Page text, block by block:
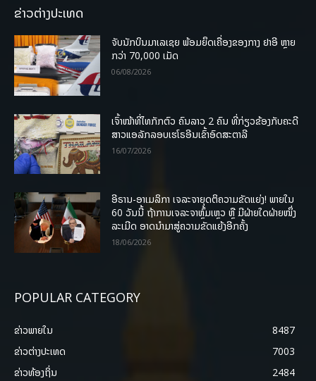
ຂ່າວຕ່າງປະເທດ
ຈັບນັກບິນມາເລເຊຍ ພ້ອມຍຶດເຄື່ອງຂອງກາງ ຢາອີ ຫຼາຍ
ກວ່າ 70,000 ເມັດ
06/08/2026
ເຈົ້າໜ້າທີ່ໄທກັກຕົວ ຄົນລາວ 2 ຄົນ ທີ່ກ່ຽວຂ້ອງກັບຄະດີ
ສາວແອລັກລອບເຮໂຣອີນເຂົ້າອົດສະຕາລີ
16/07/2026
ອີຣານ-ອາເມລິກາ ເຈລະຈາຍຸດຕິຄວາມຂັດແຍ່ງ! ພາຍໃນ
60 ວັນນີ້ ຖ້າການເຈລະຈາຫຼົ້ມເຫຼວ ຫຼື ມີຝ່າຍໃດຝ່າຍໜຶ່ງ
ລະເມີດ ອາດນໍາມາສູ່ຄວາມຂັດແຍ້ງອີກຄັ້ງ
18/06/2026
POPULAR CATEGORY
ຂ່າວພາຍ​ໃນ
8487
ຂ່າວຕ່າງປະເທດ
7003
ຂ່າວທ້ອງຖິ່ນ
2484